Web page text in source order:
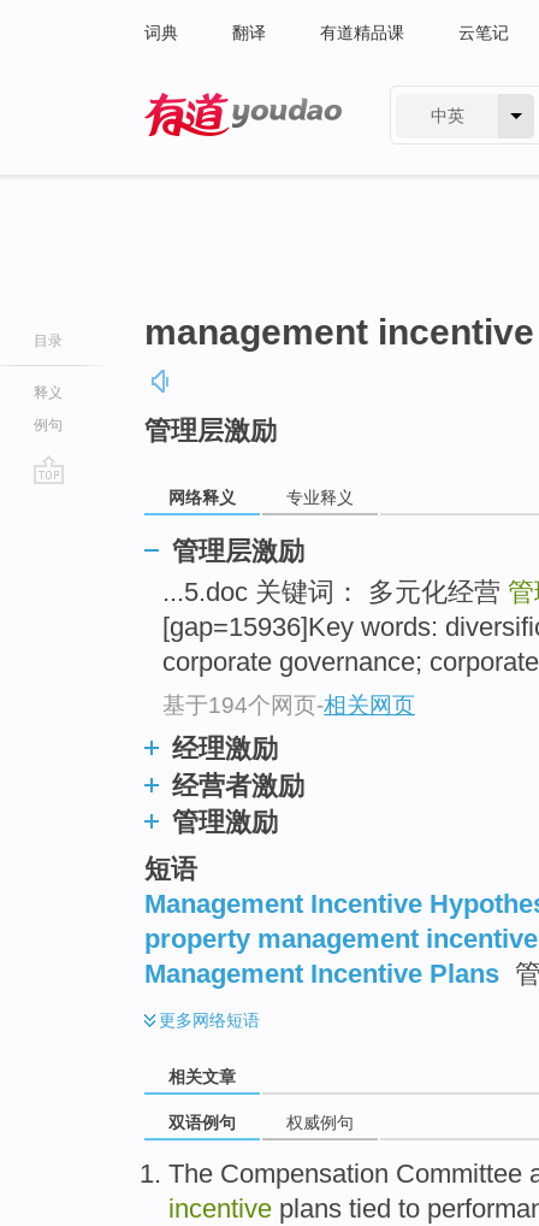
词典 翻译 有道精品课 云笔记
中英
目录
释义
例句
management incentive
管理层激励
网络释义 专业释义
管理层激励
...5.doc 关键词： 多元化经营
[gap=15936]Key words:
corporate governance;
基于194个网页-相关网页
经理激励
经营者激励
管理激励
短语
Management Incentive
property management
Management Incentive Plans
更多网络短语
相关文章
双语例句 权威例句
The Compensation Committee
incentive plans tied to